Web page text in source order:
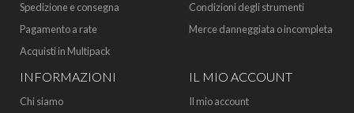
Spedizione e consegna
Pagamento a rate
Acquisti in Multipack
Condizioni degli strumenti
Merce danneggiata o incompleta
INFORMAZIONI
Chi siamo
IL MIO ACCOUNT
Il mio account